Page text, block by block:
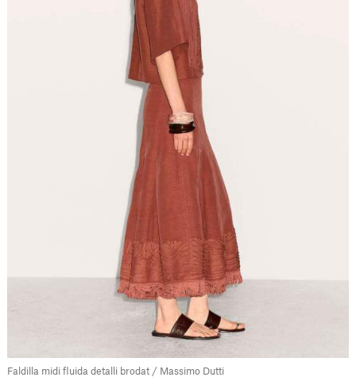
Faldilla midi fluida detalli brodat / Massimo Dutti